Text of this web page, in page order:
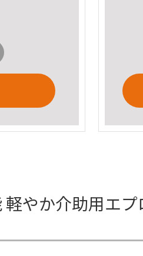
やか介助用エプ